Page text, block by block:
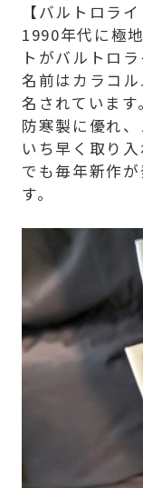
【バルトロラ
1990年代に極
トがバルトロ
名前はカラコ
名されています。
防寒製に優れ
いち早く取り
でも毎年新作
す。